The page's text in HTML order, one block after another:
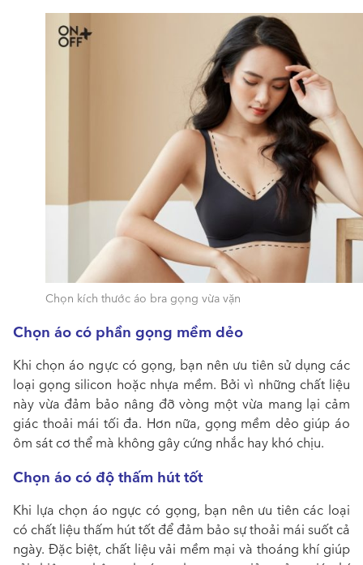
Chọn kích thước áo bra gọng vừa vặn
Chọn áo có phần gọng mềm dẻo
Khi chọn áo ngực có gọng, bạn nên ưu tiên sử dụng các
loại gọng silicon hoặc nhựa mềm. Bởi vì những chất liệu
này vừa đảm bảo nâng đỡ vòng một vừa mang lại cảm
giác thoải mái tối đa. Hơn nữa, gọng mềm dẻo giúp áo
ôm sát cơ thể mà không gây cứng nhắc hay khó chịu.
Chọn áo có độ thấm hút tốt
Khi lựa chọn áo ngực có gọng, bạn nên ưu tiên các loại
có chất liệu thấm hút tốt để đảm bảo sự thoải mái suốt cả
ngày. Đặc biệt, chất liệu vải mềm mại và thoáng khí giúp